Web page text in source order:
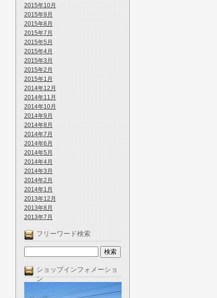
2015年10月
2015年9月
2015年8月
2015年7月
2015年5月
2015年4月
2015年3月
2015年2月
2015年1月
2014年12月
2014年11月
2014年10月
2014年9月
2014年8月
2014年7月
2014年6月
2014年5月
2014年4月
2014年3月
2014年2月
2014年1月
2013年12月
2013年8月
2013年7月
フリーワード検索
ショップインフォメーショ
ン